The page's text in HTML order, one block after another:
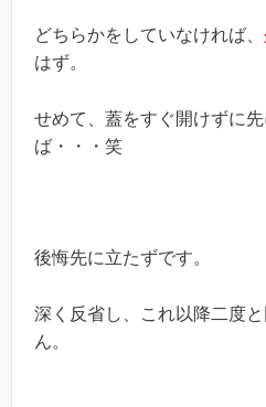
どちらかをしていなければ、
はず。
せめて、蓋をすぐ開けずに先
ば・・・笑
後悔先に立たずです。
深く反省し、これ以降二度
ん。